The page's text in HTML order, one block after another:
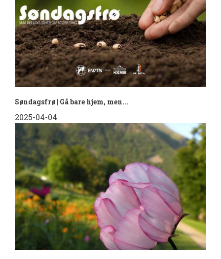
Søndagsfrø | Gå bare hjem, men...
2025-04-04